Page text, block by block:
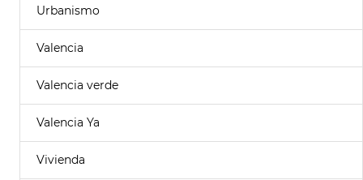
Urbanismo
Valencia
Valencia verde
Valencia Ya
Vivienda